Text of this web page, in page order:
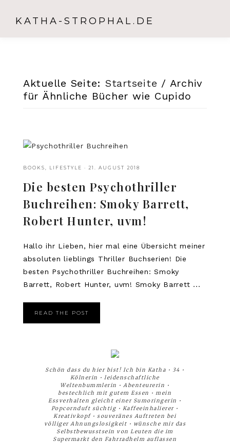
KATHA-STROPHAL.DE
Aktuelle Seite: Startseite / Archiv
für Ähnliche Bücher wie Cupido
BOOKS LIFESTYLE · 21. AUGUST 2018
Die besten Psychothriller
Buchreihen: Smoky Barrett,
Robert Hunter, uvm!
Hallo ihr Lieben, hier mal eine Übersicht meiner
absoluten lieblings Thriller Buchserien! Die
besten Psychothriller Buchreihen: Smoky
Barrett, Robert Hunter, uvm! Smoky Barrett ...
READ THE POST
Schön dass du hier bist! Ich bin Katha • 34 •
Kölnerin • leidenschaftliche
Weltenbummlerin • Abenteurerin •
bestechlich mit gutem Essen • mein
Essverhalten gleicht einer Sumoringerin •
Popcornduft süchtig • Kaffeeinhalierer •
Kreativkopf • souveränes Auftreten bei
völliger Ahnungslosigkeit • wünsche mir das
Selbstbewusstsein von Leuten die im
Supermarkt den Fahrradhelm auflassen